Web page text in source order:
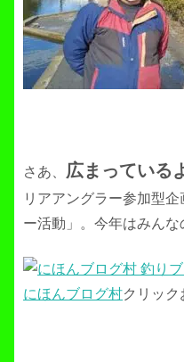
さあ、 広まっている
リアアングラー参加型
ー活動」。今年はみんな
にほんブログ村クリック